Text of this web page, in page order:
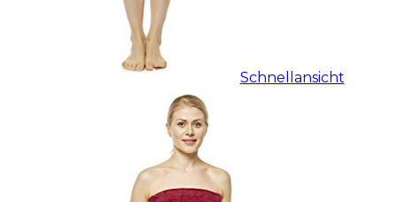
Schnellansicht